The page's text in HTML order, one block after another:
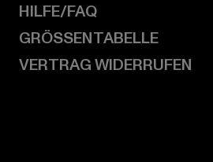
HILFE/FAQ
GRÖSSENTABELLE
VERTRAG WIDERRUFEN